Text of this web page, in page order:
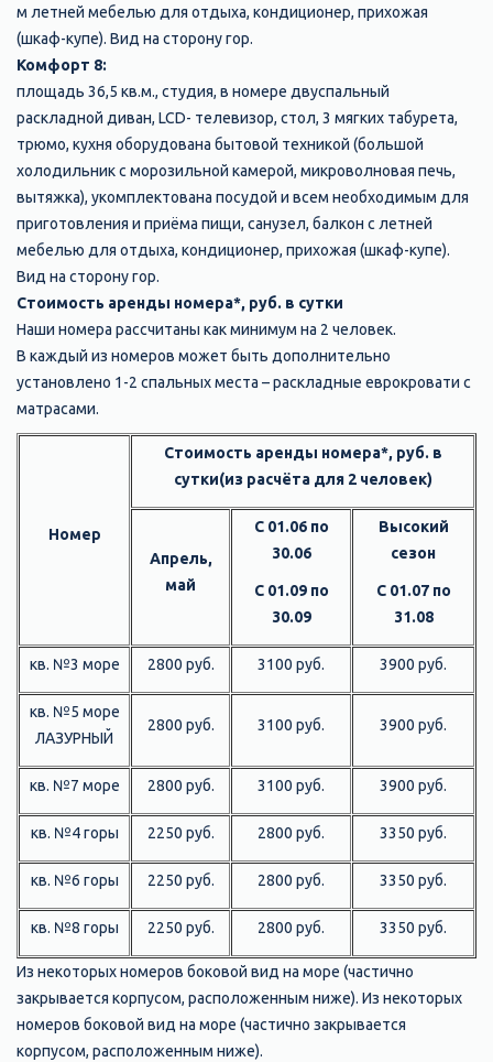
м летней мебелью для отдыха, кондиционер, прихожая
(шкаф-купе). Вид на сторону гор.
Комфорт 8:
площадь 36,5 кв.м., студия, в номере двуспальный
раскладной диван, LCD- телевизор, стол, 3 мягких табурета,
трюмо, кухня оборудована бытовой техникой (большой
холодильник с морозильной камерой, микроволновая печь,
вытяжка), укомплектована посудой и всем необходимым для
приготовления и приёма пищи, санузел, балкон с летней
мебелью для отдыха, кондиционер, прихожая (шкаф-купе).
Вид на сторону гор.
Стоимость аренды номера*, руб. в сутки
Наши номера рассчитаны как минимум на 2 человек.
В каждый из номеров может быть дополнительно
установлено 1-2 спальных места – раскладные еврокровати с
матрасами.
Номер
Стоимость аренды номера*, руб. в
сутки(из расчёта для 2 человек)
Апрель,
май
С 01.06 по
30.06
С 01.09 по
30.09
Высокий
сезон
С 01.07 по
31.08
кв. №3 море 2800 руб. 3100 руб. 3900 руб.
кв. №5 море
ЛАЗУРНЫЙ
2800 руб. 3100 руб. 3900 руб.
кв. №7 море 2800 руб. 3100 руб. 3900 руб.
кв. №4 горы 2250 руб. 2800 руб. 3350 руб.
кв. №6 горы 2250 руб. 2800 руб. 3350 руб.
кв. №8 горы 2250 руб. 2800 руб. 3350 руб.
Из некоторых номеров боковой вид на море (частично
закрывается корпусом, расположенным ниже). Из некоторых
номеров боковой вид на море (частично закрывается
корпусом, расположенным ниже).